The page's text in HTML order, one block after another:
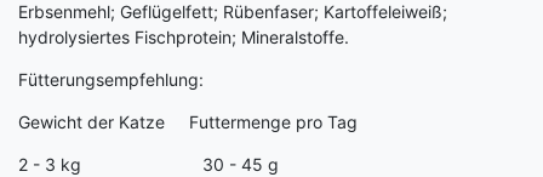
Erbsenmehl; Geflügelfett; Rübenfaser; Kartoffeleiweiß;
hydrolysiertes Fischprotein; Mineralstoffe.
Fütterungsempfehlung:
Gewicht der Katze Futtermenge pro Tag
2 - 3 kg 30 - 45 g